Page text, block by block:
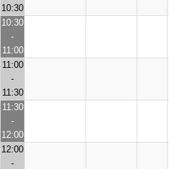
10:30
10:30
-
11:00
11:00
-
11:30
11:30
-
12:00
12:00
-